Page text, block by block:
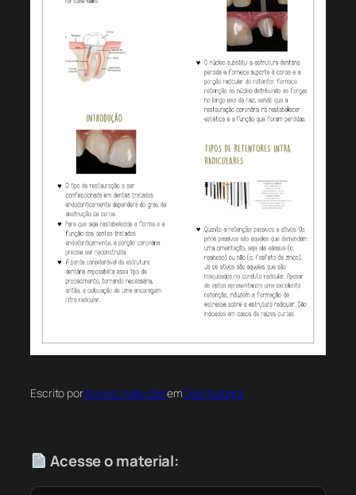
Escrito porAcervo Index BotemOdontologia
Acesse o material: